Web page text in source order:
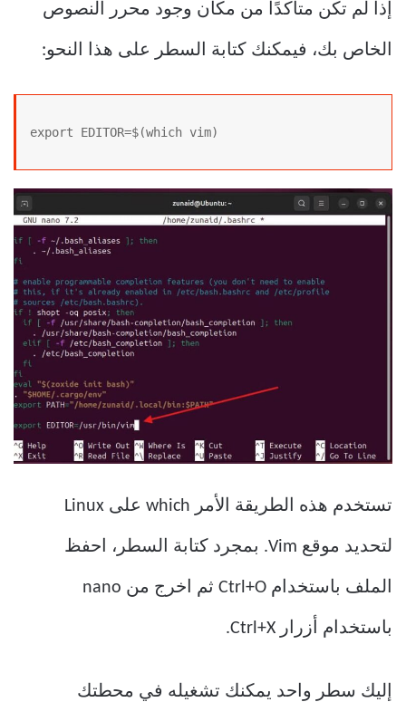
إذا لم تكن متأكدًا من مكان وجود محرر النصوص
الخاص بك، فيمكنك كتابة السطر على هذا النحو:
export EDITOR=$(which vim)
تستخدم هذه الطريقة الأمر which على Linux
لتحديد موقع Vim. بمجرد كتابة السطر، احفظ
الملف باستخدام Ctrl+O ثم اخرج من nano
باستخدام أزرار Ctrl+X.
إليك سطر واحد يمكنك تشغيله في محطتك